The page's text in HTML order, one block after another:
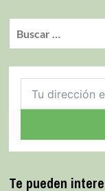
Te pueden